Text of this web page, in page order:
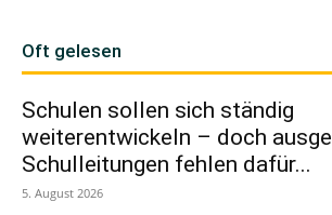
Oft gelesen
Schulen sollen sich ständig
weiterentwickeln – doch
Schulleitungen fehlen dafür...
5. August 2026